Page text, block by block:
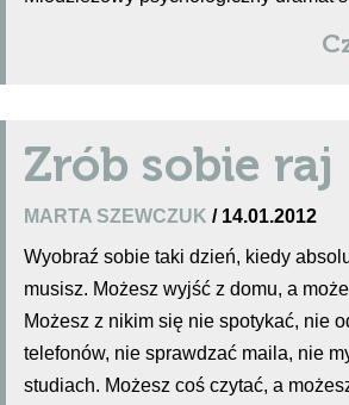
Zrób sobie raj
MARTA SZEWCZUK / 14.01.2012
Wyobraź sobie taki dzień, kiedy
musisz. Możesz wyjść z domu, a
Możesz z nikim się nie spotykać, nie
telefonów, nie sprawdzać maila, nie
studiach. Możesz coś czytać, a